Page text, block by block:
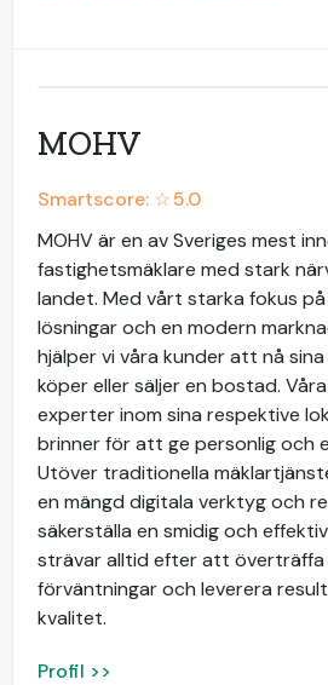
MOHV
Smartscore: ☆5.0
MOHV är en av Sveriges mest
fastighetsmäklare med stark
landet. Med vårt starka fokus
lösningar och en modern
hjälper vi våra kunder att nå
köper eller säljer en bostad.
experter inom sina respektive
brinner för att ge personlig och
Utöver traditionella
en mängd digitala verktyg och
säkerställa en smidig och
strävar alltid efter att överträffa
förväntningar och leverera
kvalitet.
Profil >>